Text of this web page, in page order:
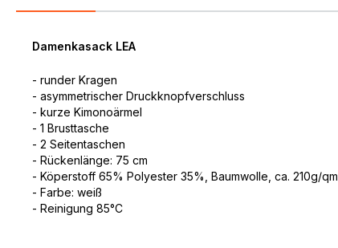
Damenkasack LEA
- runder Kragen
- asymmetrischer Druckknopfverschluss
- kurze Kimonoärmel
- 1 Brusttasche
- 2 Seitentaschen
- Rückenlänge: 75 cm
- Köperstoff 65% Polyester 35%, Baumwolle, ca. 210g/qm
- Farbe: weiß
- Reinigung 85°C